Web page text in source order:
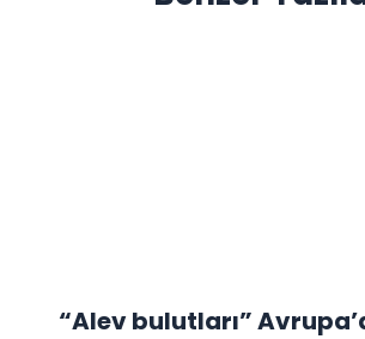
“Alev bulutları”